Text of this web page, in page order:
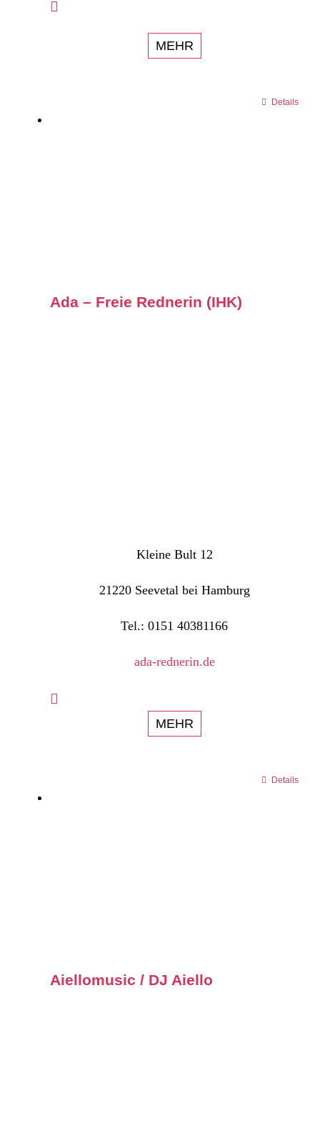
MEHR
Details
Ada – Freie Rednerin (IHK)
Kleine Bult 12
21220 Seevetal bei Hamburg
Tel.: 0151 40381166
ada-rednerin.de
MEHR
Details
Aiellomusic / DJ Aiello